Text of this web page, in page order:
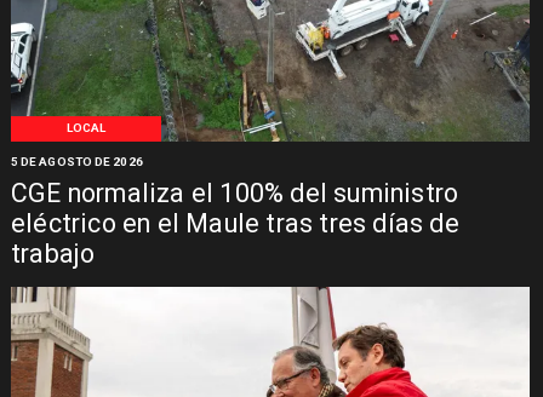
LOCAL
CGE normaliza el 100% del suministro
eléctrico en el Maule tras tres días de
trabajo
5 DE AGOSTO DE 2026